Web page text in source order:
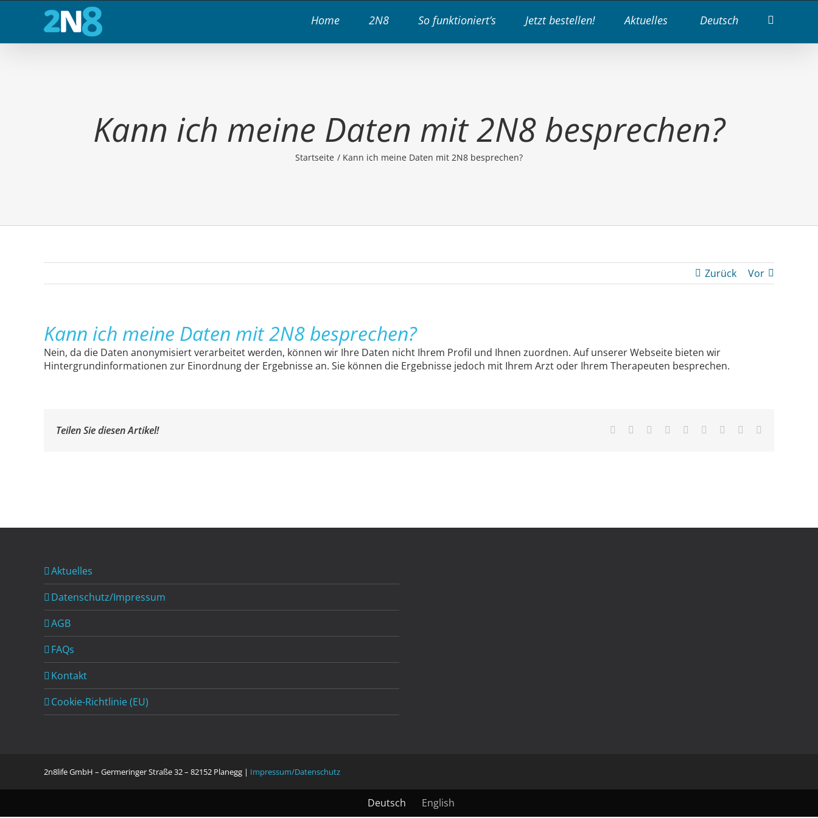
Home 2N8 So funktioniert’s Jetzt bestellen! Aktuelles Deutsch
Kann ich meine Daten mit 2N8 besprechen?
Startseite Kann ich meine Daten mit 2N8 besprechen?
Zurück Vor
Kann ich meine Daten mit 2N8 besprechen?
Nein, da die Daten anonymisiert verarbeitet werden, können wir Ihre Daten nicht Ihrem Profil und Ihnen zuordnen. Auf unserer Webseite bieten wir
Hintergrundinformationen zur Einordnung der Ergebnisse an. Sie können die Ergebnisse jedoch mit Ihrem Arzt oder Ihrem Therapeuten besprechen.
Teilen Sie diesen Artikel! Facebook Reddit LinkedInWhatsApp
TumblrPinterest
Aktuelles
Datenschutz/Impressum
AGB
FAQs
Kontakt
Cookie-Richtlinie (EU)
2n8life GmbH – Germeringer Straße 32 – 82152 Planegg | Impressum/Datenschutz
Deutsch English